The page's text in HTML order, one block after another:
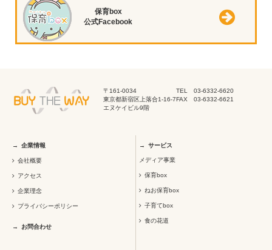
保育box
公式Facebook
〒161-0034
東京都新宿区上落合1-16-7
エヌケイビル9階
TEL 03-6332-6620
FAX 03-6332-6621
企業情報
会社概要
アクセス
企業理念
プライバシーポリシー
お問合わせ
サービス
メディア事業
保育box
ねお保育box
子育てbox
食の花道